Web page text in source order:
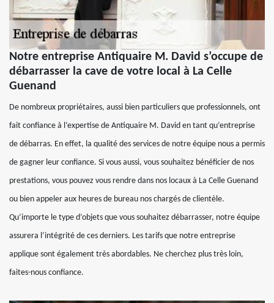
Notre entreprise Antiquaire M. David s’occupe de
débarrasser la cave de votre local à La Celle
Guenand
De nombreux propriétaires, aussi bien particuliers que professionnels, ont
fait confiance à l’expertise de Antiquaire M. David en tant qu’entreprise
de débarras. En effet, la qualité des services de notre équipe nous a permis
de gagner leur confiance. Si vous aussi, vous souhaitez bénéficier de nos
prestations, vous pouvez vous rendre dans nos locaux à La Celle Guenand
ou bien appeler aux heures de bureau nos chargés de clientèle.
Qu’importe le type d’objets que vous souhaitez débarrasser, notre équipe
assurera l’intégrité de ces derniers. Les tarifs que notre entreprise
applique sont également très abordables. Ne cherchez plus très loin,
faites-nous confiance.